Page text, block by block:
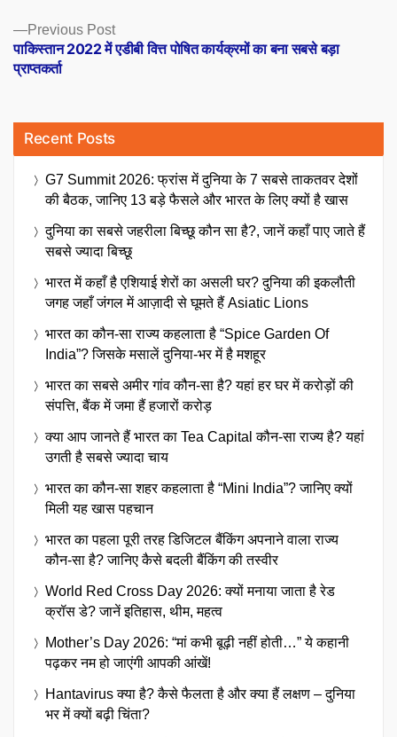
Previous PostPrevious
post:
पाकिस्तान 2022 में एडीबी वित्त पोषित कार्यक्रमों का बना सबसे बड़ा
प्राप्तकर्ता
Recent Posts
G7 Summit 2026: फ्रांस में दुनिया के 7 सबसे ताकतवर देशों
की बैठक, जानिए 13 बड़े फैसले और भारत के लिए क्यों है खास
दुनिया का सबसे जहरीला बिच्छू कौन सा है?, जानें कहाँ पाए जाते हैं
सबसे ज्यादा बिच्छू
भारत में कहाँ है एशियाई शेरों का असली घर? दुनिया की इकलौती
जगह जहाँ जंगल में आज़ादी से घूमते हैं Asiatic Lions
भारत का कौन-सा राज्य कहलाता है “Spice Garden Of
India”? जिसके मसालें दुनिया-भर में है मशहूर
भारत का सबसे अमीर गांव कौन-सा है? यहां हर घर में करोड़ों की
संपत्ति, बैंक में जमा हैं हजारों करोड़
क्या आप जानते हैं भारत का Tea Capital कौन-सा राज्य है? यहां
उगती है सबसे ज्यादा चाय
भारत का कौन-सा शहर कहलाता है “Mini India”? जानिए क्यों
मिली यह खास पहचान
भारत का पहला पूरी तरह डिजिटल बैंकिंग अपनाने वाला राज्य
कौन-सा है? जानिए कैसे बदली बैंकिंग की तस्वीर
World Red Cross Day 2026: क्यों मनाया जाता है रेड
क्रॉस डे? जानें इतिहास, थीम, महत्व
Mother’s Day 2026: “मां कभी बूढ़ी नहीं होती…” ये कहानी
पढ़कर नम हो जाएंगी आपकी आंखें!
Hantavirus क्या है? कैसे फैलता है और क्या हैं लक्षण – दुनिया
भर में क्यों बढ़ी चिंता?